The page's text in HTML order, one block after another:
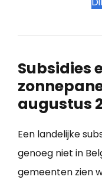
Subsidies
augustus
Een landelijke
genoeg niet in
gemeenten zien